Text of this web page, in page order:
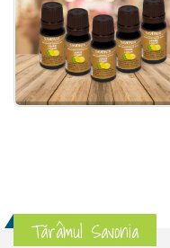
Tărâmul Savonia